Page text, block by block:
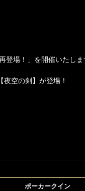
登場！」を開催いたし
空の剣】が登場！
ポーカークイン